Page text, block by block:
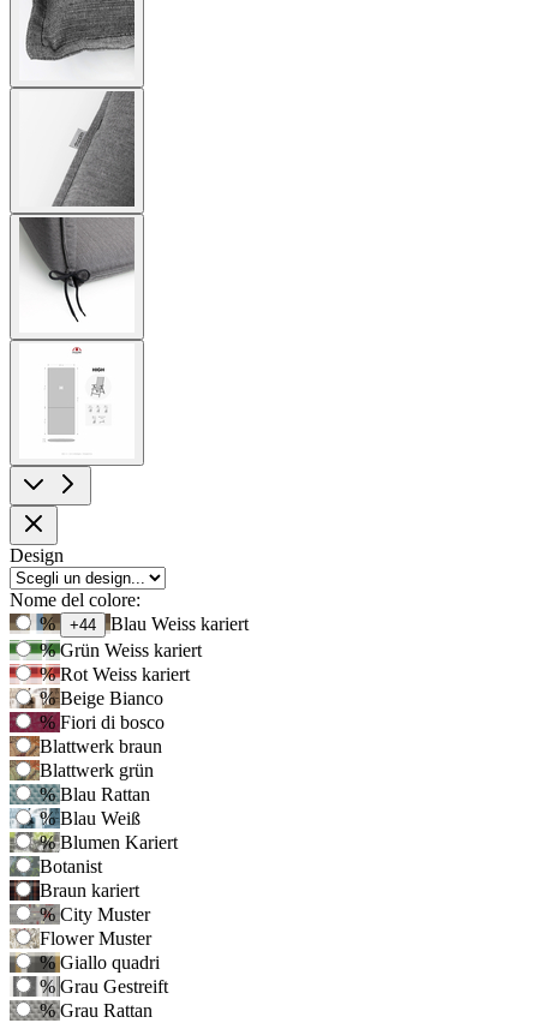
image
View
larger
image
larger
image
Opzioni
prodotto
Design
Nome del colore:
Usa
il
tasto
Tab
per
accedere
alla
prima
opzione,
poi
i
tasti
freccia
per
navigare
tra
le
opzioni.
% +44
Blau Weiss kariert
%Grün Weiss kariert
%Rot Weiss kariert
%Beige Bianco
%Fiori di bosco
Blattwerk braun
Blattwerk grün
%Blau Rattan
%Blau Weiß
%Blumen Kariert
Botanist
Braun kariert
% City Muster
Flower Muster
%Giallo quadri
% Grau Gestreift
%Grau Rattan